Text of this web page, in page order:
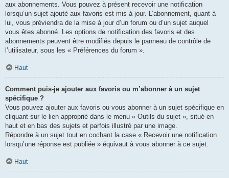
aux abonnements. Vous pouvez à présent recevoir une notification
lorsqu’un sujet ajouté aux favoris est mis à jour. L’abonnement, quant à
lui, vous préviendra de la mise à jour d’un forum ou d’un sujet auquel
vous êtes abonné. Les options de notification des favoris et des
abonnements peuvent être modifiés depuis le panneau de contrôle de
l’utilisateur, sous les « Préférences du forum ».
Haut
Comment puis-je ajouter aux favoris ou m’abonner à un sujet
spécifique ?
Vous pouvez ajouter aux favoris ou vous abonner à un sujet spécifique en
cliquant sur le lien approprié dans le menu « Outils du sujet », situé en
haut et en bas des sujets et parfois illustré par une image.
Répondre à un sujet tout en cochant la case « Recevoir une notification
lorsqu’une réponse est publiée » équivaut à vous abonner à ce sujet.
Haut